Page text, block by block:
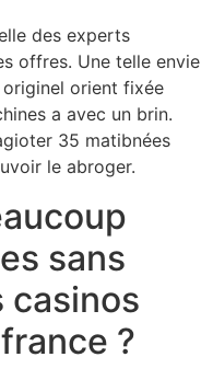
des experts
offres. Une telle envie
orient fixée
a avec un brin.
35 matibnées
le abroger.
sans
casinos
?